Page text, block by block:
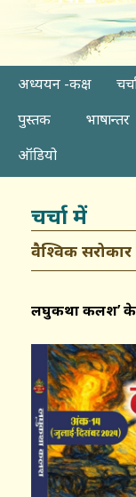
अध्ययन -कक्ष
पुस्तक
भाषान्तर
ऑडियो
चर्चा में
वैश्विक
लघुकथा कलश’ के